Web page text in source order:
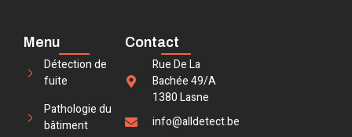
Menu
Détection de
fuite
Pathologie du
bâtiment
Contact
Rue De La
Bachée 49/A
1380 Lasne
info@alldetect.be